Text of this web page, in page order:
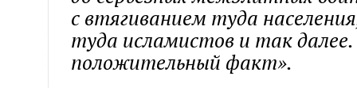
с втягиванием туда
туда исламистов и так
положительный факт».